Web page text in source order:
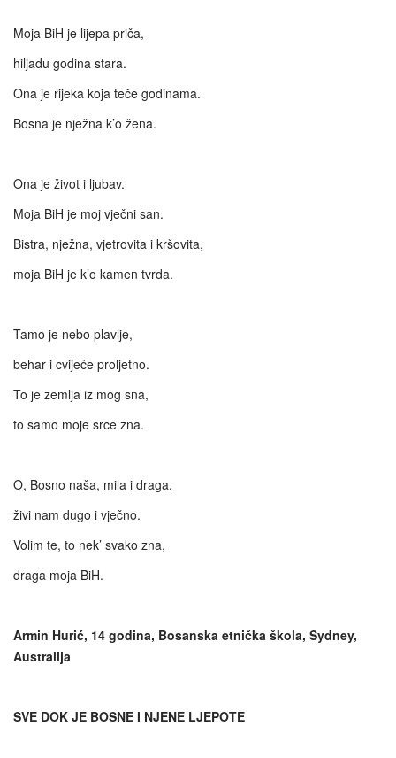
Moja BiH je lijepa priča,
hiljadu godina stara.
Ona je rijeka koja teče godinama.
Bosna je nježna k’o žena.
Ona je život i ljubav.
Moja BiH je moj vječni san.
Bistra, nježna, vjetrovita i kršovita,
moja BiH je k’o kamen tvrda.
Tamo je nebo plavlje,
behar i cvijeće proljetno.
To je zemlja iz mog sna,
to samo moje srce zna.
O, Bosno naša, mila i draga,
živi nam dugo i vječno.
Volim te, to nek’ svako zna,
draga moja BiH.
Armin Hurić, 14 godina, Bosanska etnička škola, Sydney,
Australija
SVE DOK JE BOSNE I NJENE LJEPOTE